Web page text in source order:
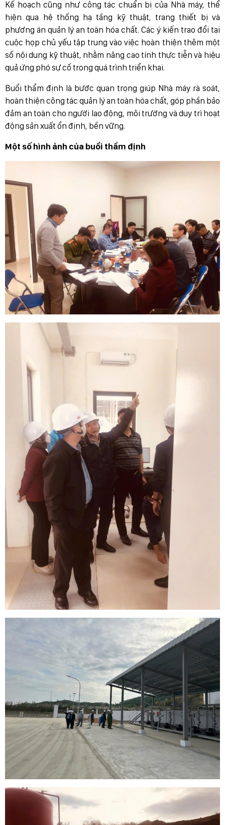
Kế hoạch cũng như công tác chuẩn bị của Nhà máy, thể
hiện qua hệ thống hạ tầng kỹ thuật, trang thiết bị và
phương án quản lý an toàn hóa chất. Các ý kiến trao đổi tại
cuộc họp chủ yếu tập trung vào việc hoàn thiện thêm một
số nội dung kỹ thuật, nhằm nâng cao tính thực tiễn và hiệu
quả ứng phó sự cố trong quá trình triển khai.
Buổi thẩm định là bước quan trọng giúp Nhà máy rà soát,
hoàn thiện công tác quản lý an toàn hóa chất, góp phần bảo
đảm an toàn cho người lao động, môi trường và duy trì hoạt
động sản xuất ổn định, bền vững.
Một số hình ảnh của buổi thẩm định